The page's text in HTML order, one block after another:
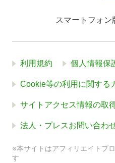
スマートフォン
利用規約 個人情報保
Cookie等の利用に関する
サイトアクセス情報の取
法人・プレスお問い合わ
※本サイトはアフィリエイトプ
す